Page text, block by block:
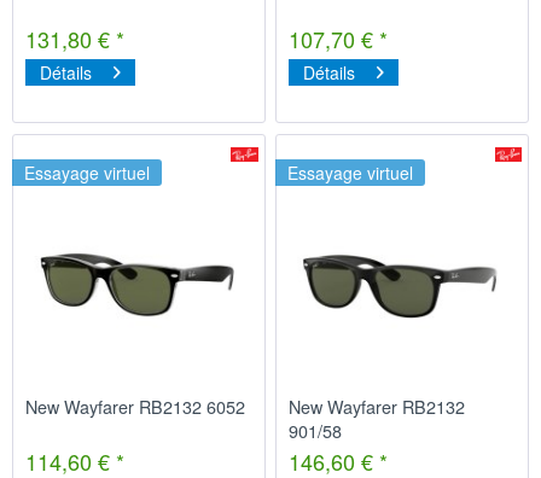
131,80 € *
Détails
107,70 € *
Détails
Essayage virtuel
New Wayfarer RB2132 6052
114,60 € *
Essayage virtuel
New Wayfarer RB2132
901/58
146,60 € *